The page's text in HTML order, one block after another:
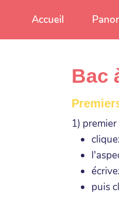
Aller au contenu
Accueil
Bac
1)
puis